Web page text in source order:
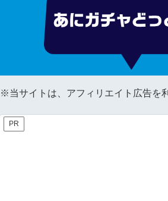
※当サイトは、アフィリエイト広告を
PR